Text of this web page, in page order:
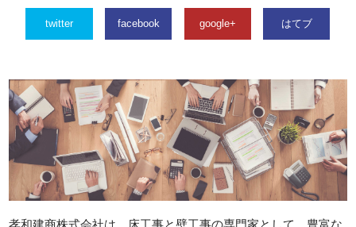
twitter facebook google+ はてブ
孝和建商株式会社は、床工事と壁工事の専門家として、豊富な